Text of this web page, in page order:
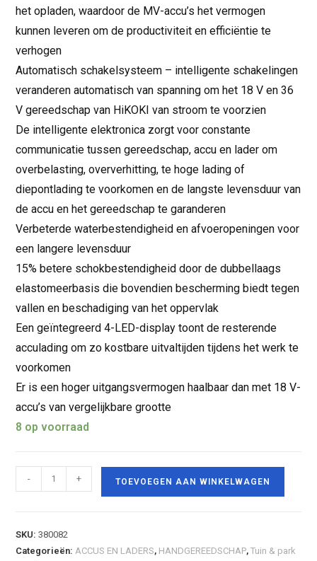
het opladen, waardoor de MV-accu’s het vermogen
kunnen leveren om de productiviteit en efficiëntie te
verhogen
Automatisch schakelsysteem – intelligente schakelingen
veranderen automatisch van spanning om het 18 V en 36
V gereedschap van HiKOKI van stroom te voorzien
De intelligente elektronica zorgt voor constante
communicatie tussen gereedschap, accu en lader om
overbelasting, oververhitting, te hoge lading of
diepontlading te voorkomen en de langste levensduur van
de accu en het gereedschap te garanderen
Verbeterde waterbestendigheid en afvoeropeningen voor
een langere levensduur
15% betere schokbestendigheid door de dubbellaags
elastomeerbasis die bovendien bescherming biedt tegen
vallen en beschadiging van het oppervlak
Een geïntegreerd 4-LED-display toont de resterende
acculading om zo kostbare uitvaltijden tijdens het werk te
voorkomen
Er is een hoger uitgangsvermogen haalbaar dan met 18 V-
accu’s van vergelijkbare grootte
8 op voorraad
- + TOEVOEGEN AAN WINKELWAGEN
SKU:380082
Categorieën:ACCUS EN LADERS, HANDGEREEDSCHAP,Tuin & park